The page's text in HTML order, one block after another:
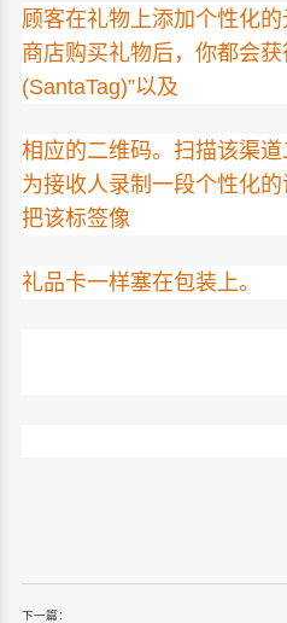
顾客在礼物上添加个性化
商店购买礼物后，你都会
(SantaTag)”以及
相应的二维码。扫描该渠
为接收人录制一段个性化
把该标签像
礼品卡一样塞在包装上。
下一篇：